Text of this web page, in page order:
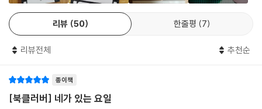
공유 신체를 잃어버렸기 때문에 더 이상 현실에서 살아갈 수 없다는 말을
들은 울림은 강지나가 자신을 죽였다고 항변하지만, 이미 늦은 일이다. 울
림은 진실을 밝히고자 기약 없는 모험을 시작하고, 그 과정에서 5년 전 실
사람일 뿐이라고 말하는데……. 그의 정체는 무엇이며, 울림은 진실을 밝
힐 수 있을까?
일곱 명의 사람이 하나의 몸을 요일별로 하루씩 공유하고, 뇌에 남겨 둔 기
억의 데이터로 가상 현실에 머무르는 세상이라니! 『스노볼』에 이어 이번에
도 박소영 작가는 한계를 초월한 상상으로 선명하게 눈앞에 펼쳐지는 ‘미
영화를 보는 것 같은 착각에 빠뜨린다. 그리고 어느새 억울한 죽음에 맞서
몸을 뺏기고 기억을 잃을지도 모를 잔혹한 미래일지언정 세상을 지탱하는
리뷰 50 한줄평 7
리뷰전체 추천순
종이책
[북클러버] 네가 있는 요일